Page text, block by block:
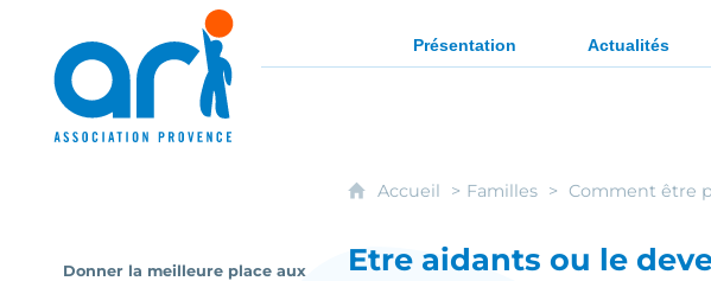
ARI - Association régionale pour l'intégration des
Présentation Actualités
Donner la meilleure place aux
Accueil Familles Comment être
Etre aidants ou le